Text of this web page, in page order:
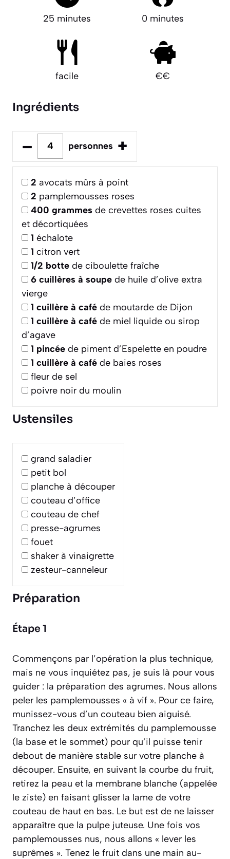
25 minutes 0 minutes
facile €€
Ingrédients
– personnes +
2 avocats mûrs à point
2 pamplemousses roses
400 grammes de crevettes roses cuites
et décortiquées
1 échalote
1 citron vert
1/2 botte de ciboulette fraîche
6 cuillères à soupe de huile d’olive extra
vierge
1 cuillère à café de moutarde de Dijon
1 cuillère à café de miel liquide ou sirop
d’agave
1 pincée de piment d’Espelette en poudre
1 cuillère à café de baies roses
fleur de sel
poivre noir du moulin
Ustensiles
grand saladier
petit bol
planche à découper
couteau d’office
couteau de chef
presse-agrumes
fouet
shaker à vinaigrette
zesteur-canneleur
Préparation
Étape 1
Commençons par l’opération la plus technique,
mais ne vous inquiétez pas, je suis là pour vous
guider : la préparation des agrumes. Nous allons
peler les pamplemousses « à vif ». Pour ce faire,
munissez-vous d’un couteau bien aiguisé.
Tranchez les deux extrémités du pamplemousse
(la base et le sommet) pour qu’il puisse tenir
debout de manière stable sur votre planche à
découper. Ensuite, en suivant la courbe du fruit,
retirez la peau et la membrane blanche (appelée
le ziste) en faisant glisser la lame de votre
couteau de haut en bas. Le but est de ne laisser
apparaître que la pulpe juteuse. Une fois vos
pamplemousses nus, nous allons « lever les
suprêmes ». Tenez le fruit dans une main au-